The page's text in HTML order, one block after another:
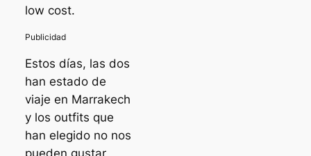
low cost.
Estos días, las dos
han estado de
viaje en Marrakech
y los outfits que
han elegido no nos